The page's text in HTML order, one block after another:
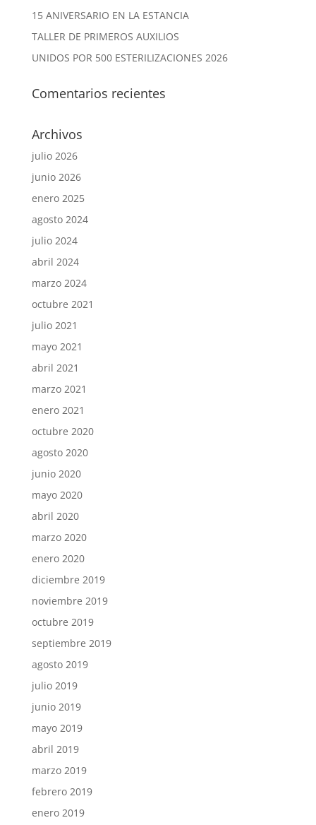
15 ANIVERSARIO EN LA ESTANCIA
TALLER DE PRIMEROS AUXILIOS
UNIDOS POR 500 ESTERILIZACIONES 2026
Comentarios recientes
Archivos
julio 2026
junio 2026
enero 2025
agosto 2024
julio 2024
abril 2024
marzo 2024
octubre 2021
julio 2021
mayo 2021
abril 2021
marzo 2021
enero 2021
octubre 2020
agosto 2020
junio 2020
mayo 2020
abril 2020
marzo 2020
enero 2020
diciembre 2019
noviembre 2019
octubre 2019
septiembre 2019
agosto 2019
julio 2019
junio 2019
mayo 2019
abril 2019
marzo 2019
febrero 2019
enero 2019